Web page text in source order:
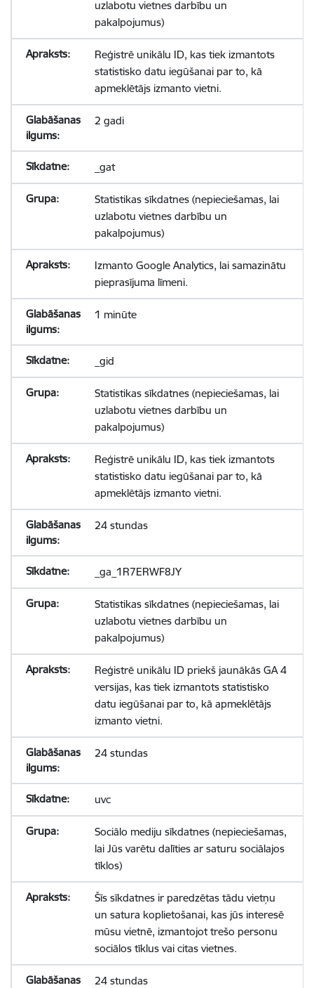
uzlabotu vietnes darbību un
pakalpojumus)
Reģistrē unikālu ID, kas tiek izmantots
statistisko datu iegūšanai par to, kā
apmeklētājs izmanto vietni.
2 gadi
_gat
Statistikas sīkdatnes (nepieciešamas, lai
uzlabotu vietnes darbību un
pakalpojumus)
Izmanto Google Analytics, lai samazinātu
pieprasījuma līmeni.
1 minūte
_gid
Statistikas sīkdatnes (nepieciešamas, lai
uzlabotu vietnes darbību un
pakalpojumus)
Reģistrē unikālu ID, kas tiek izmantots
statistisko datu iegūšanai par to, kā
apmeklētājs izmanto vietni.
24 stundas
_ga_1R7ERWF8JY
Statistikas sīkdatnes (nepieciešamas, lai
uzlabotu vietnes darbību un
pakalpojumus)
Reģistrē unikālu ID priekš jaunākās GA 4
versijas, kas tiek izmantots statistisko
datu iegūšanai par to, kā apmeklētājs
izmanto vietni.
24 stundas
uvc
Sociālo mediju sīkdatnes (nepieciešamas,
lai Jūs varētu dalīties ar saturu sociālajos
tīklos)
Šīs sīkdatnes ir paredzētas tādu vietņu
un satura koplietošanai, kas jūs interesē
mūsu vietnē, izmantojot trešo personu
sociālos tīklus vai citas vietnes.
24 stundas